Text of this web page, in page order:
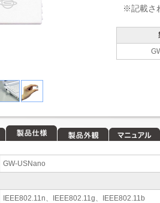
※記載さ
GW-USNano
IEEE802.11n、IEEE802.11g、IEEE802.11b